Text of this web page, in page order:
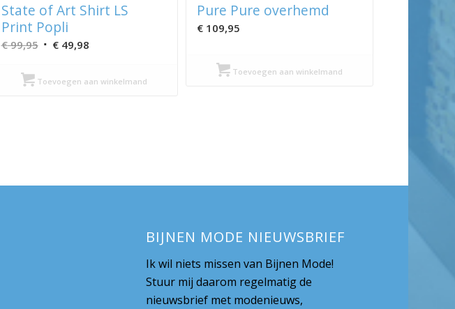
State of Art Shirt LS
Print Popli
€99,95 Oorspronkelijke
was:
€49,98Huidige
is:
Toevoegen aan winkelmand
Pure Pure overhemd
€109,95
Toevoegen aan winkelmand
BIJNEN MODE NIEUWSBRIEF
Ik wil niets missen van Bijnen Mode!
Stuur mij daarom regelmatig de
nieuwsbrief met modenieuws,